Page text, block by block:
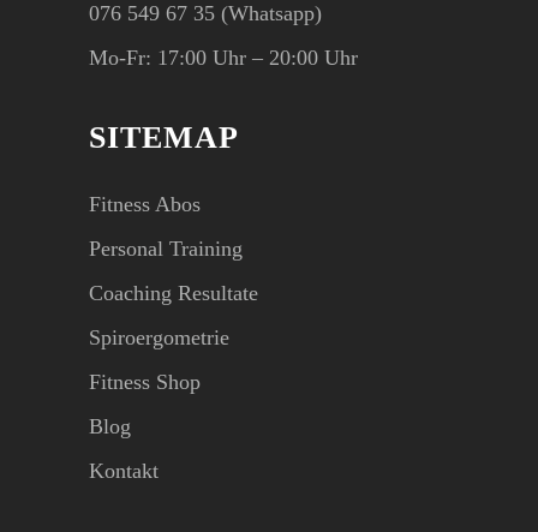
076 549 67 35 (Whatsapp)
Mo-Fr: 17:00 Uhr – 20:00 Uhr
SITEMAP
Fitness Abos
Personal Training
Coaching Resultate
Spiroergometrie
Fitness Shop
Blog
Kontakt